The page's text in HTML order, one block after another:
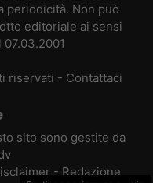
periodicità. Non può
editoriale ai sensi
riservati - Contattaci
sito sono gestite da
- Redazione